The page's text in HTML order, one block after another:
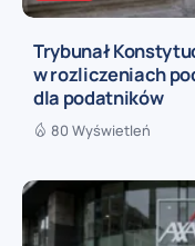
Trybunał
w rozliczeniach
dla podatników
80 Wyświetleń